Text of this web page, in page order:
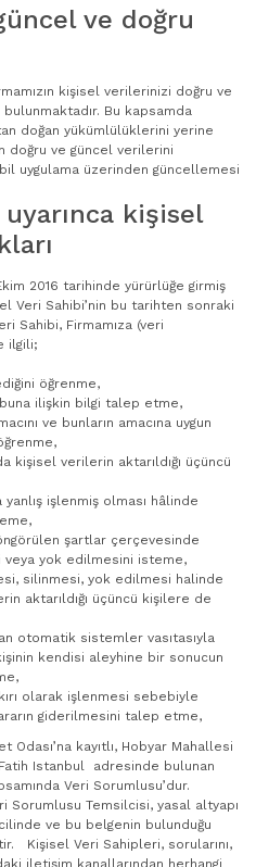
ve doğru
kişisel verilerinizi doğru ve
Bu kapsamda
doğan yükümlülüklerini yerine
doğru ve güncel verilerini
uygulama üzerinden güncellemesi
uyarınca kişisel
2016 tarihinde yürürlüğe girmiş
Veri Sahibi’nin bu tarihten sonraki
Sahibi, Firmamıza (veri
ilgili;
öğrenme,
ilişkin bilgi talep etme,
ve bunların amacına uygun
kişisel verilerin aktarıldığı üçüncü
işlenmiş olması hâlinde
şartlar çerçevesinde
yok edilmesini isteme,
silinmesi, yok edilmesi halinde
aktarıldığı üçüncü kişilere de
otomatik sistemler vasıtasıyla
kendisi aleyhine bir sonucun
olarak işlenmesi sebebiyle
giderilmesini talep etme,
kayıtlı, Hobyar Mahallesi
Istanbul adresinde bulunan
Veri Sorumlusu’dur.
Sorumlusu Temsilcisi, yasal altyapı
ve bu belgenin bulunduğu
Kişisel Veri Sahipleri, sorularını,
iletişim kanallarından herhangi